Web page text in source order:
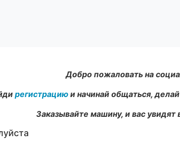
Добро пожаловать на
регистрацию и начинай общаться,
Заказывайте машину, и вас